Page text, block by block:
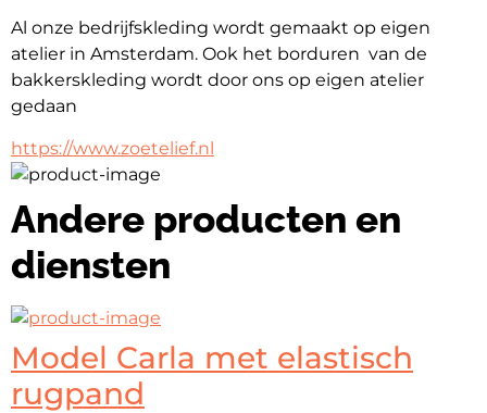
Al onze bedrijfskleding wordt gemaakt op eigen
atelier in Amsterdam. Ook het borduren  van de
bakkerskleding wordt door ons op eigen atelier
gedaan
https://www.zoetelief.nl
Andere producten en
diensten
Model Carla met elastisch
rugpand